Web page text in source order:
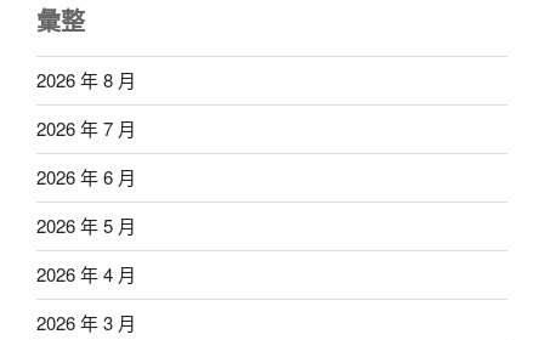
彙整
2026 年 8 月
2026 年 7 月
2026 年 6 月
2026 年 5 月
2026 年 4 月
2026 年 3 月